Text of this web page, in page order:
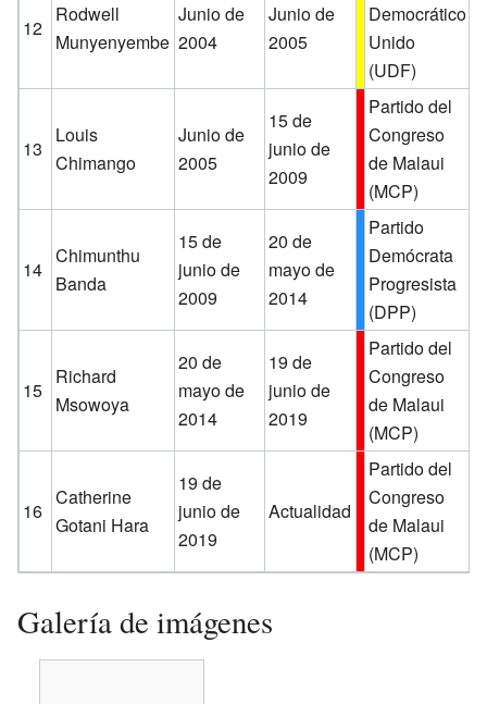
12
Rodwell
Munyenyembe
Junio de
2004
Junio de
2005
Democrático
Unido
(UDF)
13
Louis
Chimango
Junio de
2005
15 de
junio de
2009
Partido del
Congreso
de Malaui
(MCP)
14
Chimunthu
Banda
15 de
junio de
2009
20 de
mayo de
2014
Partido
Demócrata
Progresista
(DPP)
15
Richard
Msowoya
20 de
mayo de
2014
19 de
junio de
2019
Partido del
Congreso
de Malaui
(MCP)
16
Catherine
Gotani Hara
19 de
junio de
2019
Actualidad
Partido del
Congreso
de Malaui
(MCP)
Galería de imágenes